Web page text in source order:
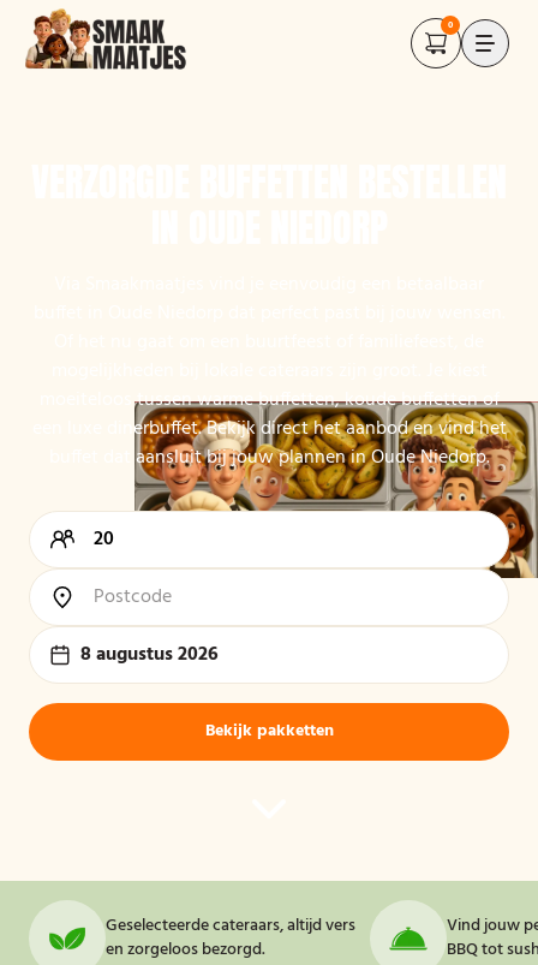
0
moeiteloos tussen warme buffetten, koude buffetten of
een luxe dinerbuffet. Bekijk direct het aanbod en vind het
buffet dat aansluit bij jouw plannen in Oude Niedorp.
8 augustus 2026
Bekijk pakketten
Geselecteerde cateraars, altijd vers
en zorgeloos bezorgd.
Vind jouw
BBQ tot